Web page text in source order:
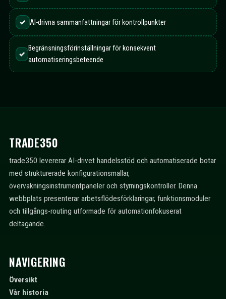
✓ AI-drivna sammanfattningar för kontrollpunkter
✓
Begränsningsförinställningar för konsekvent
automatiseringsbeteende
TRADE350
trade350 levererar AI-drivet handelsstöd och automatiserade botar
med strukturerade konfigurationsmallar,
övervakningsinstrumentpaneler och styrningskontroller. Denna
webbplats presenterar arbetsflödesförklaringar, funktionsmoduler
och tillgångs-routing utformade för automationfokuserat
deltagande.
NAVIGERING
Översikt
Vår historia